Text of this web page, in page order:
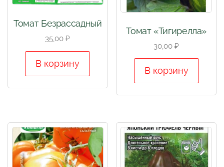
Томат Безрассадный
35,00₽
В корзину
Томат «Тигирелла»
30,00₽
В корзину